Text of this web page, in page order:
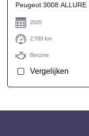
Peugeot
2026
2.789 km
Benzine
Vergelijken